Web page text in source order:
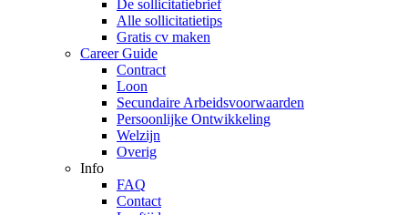
De sollicitatiebrief
Alle sollicitatietips
Gratis cv maken
Career Guide
Contract
Loon
Secundaire Arbeidsvoorwaarden
Persoonlijke Ontwikkeling
Welzijn
Overig
Info
FAQ
Contact